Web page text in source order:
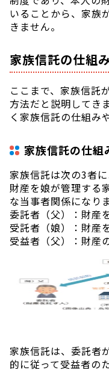
いることから、家族
きません。
家族信託の仕組
ここまで、家族信託
方法だと説明してき
く家族信託の仕組み
家族信託の仕組
家族信託は次の3者
財産を娘が管理する
な当事者関係になりま
委託者（父）：財産
受託者（娘）：財産
受益者（父）：財産
家族信託は、委託者
的に従って受益者の